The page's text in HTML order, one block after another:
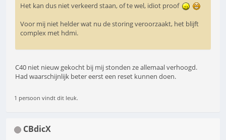
Het kan dus niet verkeerd staan, of te wel, idiot proof
Voor mij niet helder wat nu de storing veroorzaakt, het blijft
complex met hdmi.
C40 niet nieuw gekocht bij mij stonden ze allemaal verhoogd.
Had waarschijnlijk beter eerst een reset kunnen doen.
1 persoon vindt dit leuk.
CBdicX